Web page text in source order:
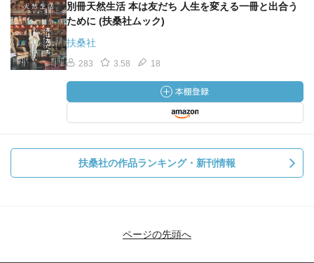
別冊天然生活 本は友だち 人生を変える一冊と出合う
ために (扶桑社ムック)
扶桑社
283 3.58 18
扶桑社の作品ランキング・新刊情報
ページの先頭へ